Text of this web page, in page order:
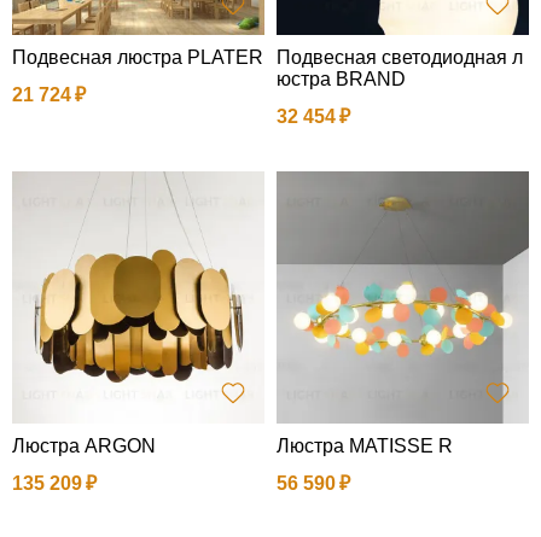
Подвесная люстра PLATER
21 724
Подвесная светодиодная л
юстра BRAND
32 454
Люстра ARGON
135 209
Люстра MATISSE R
56 590